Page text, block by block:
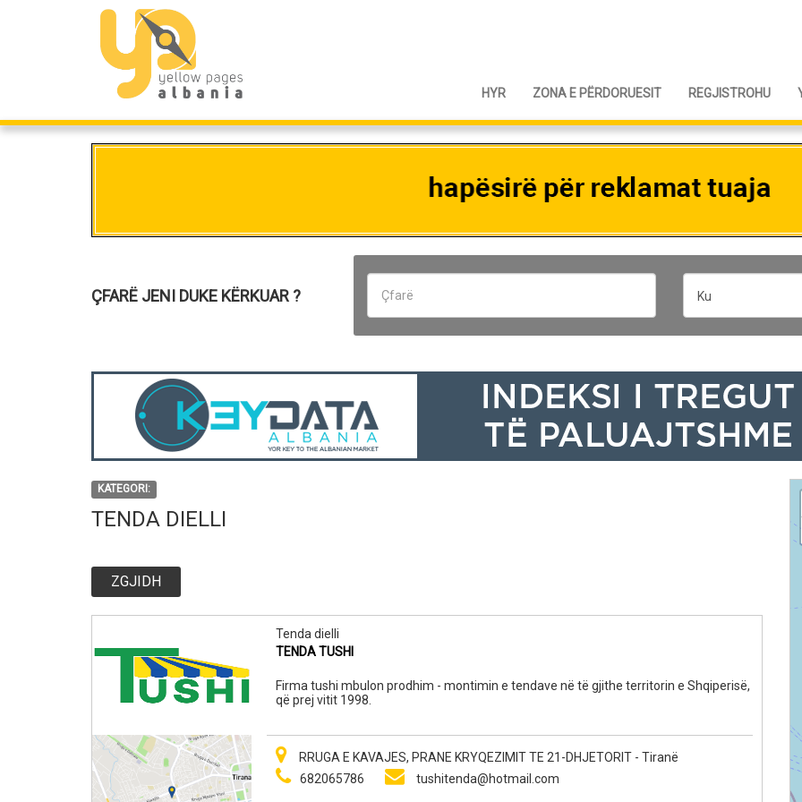
HYR ZONA E PËRDORUESIT REGJISTROHU
ÇFARË JENI DUKE KËRKUAR ? Ku
KATEGORI:
TENDA DIELLI
ZGJIDH
Tenda dielli
TENDA TUSHI
Firma tushi mbulon prodhim - montimin e tendave në të gjithe territorin e Shqiperisë,
që prej vitit 1998.
RRUGA E KAVAJES, PRANE KRYQEZIMIT TE 21-DHJETORIT - Tiranë
682065786
tushitenda@hotmail.com